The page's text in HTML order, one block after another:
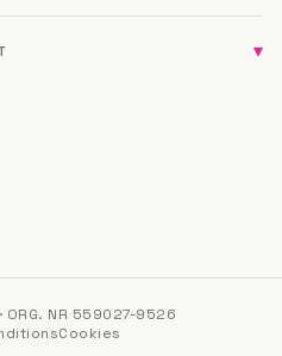
▾
ORG. NR 559027-9526
Cookies